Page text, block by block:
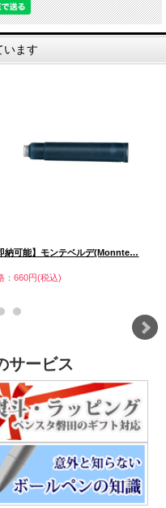
います
納可能】モンテベルデ(Monnte…
：660円(税込)
サービス